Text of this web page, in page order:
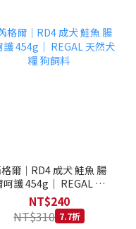
爾｜RD4 成犬 鮭魚 腸
呵護 454g｜ REGAL 天
然犬糧 狗飼料
NT$240
NT$310 7.7折